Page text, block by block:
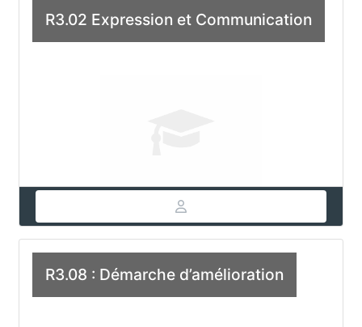
R3.02 Expression et Communication
R3.08 : Démarche d’amélioration